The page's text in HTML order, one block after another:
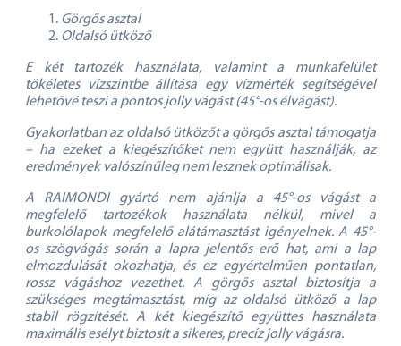
Görgős asztal
Oldalsó ütköző
E két tartozék használata, valamint a munkafelület
tökéletes vízszintbe állítása egy vízmérték segítségével
lehetővé teszi a pontos jolly vágást (45°-os élvágást).
Gyakorlatban az oldalsó ütközőt a görgős asztal támogatja
– ha ezeket a kiegészítőket nem együtt használják, az
eredmények valószínűleg nem lesznek optimálisak.
A RAIMONDI gyártó nem ajánlja a 45°-os vágást a
megfelelő tartozékok használata nélkül, mivel a
burkolólapok megfelelő alátámasztást igényelnek. A 45°-
os szögvágás során a lapra jelentős erő hat, ami a lap
elmozdulását okozhatja, és ez egyértelműen pontatlan,
rossz vágáshoz vezethet. A görgős asztal biztosítja a
szükséges megtámasztást, míg az oldalsó ütköző a lap
stabil rögzítését. A két kiegészítő együttes használata
maximális esélyt biztosít a sikeres, precíz jolly vágásra.